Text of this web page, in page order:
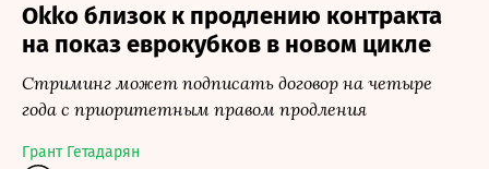
Okko близок к продлению контракта
на показ еврокубков в новом цикле
Стриминг может подписать договор на четыре
года с приоритетным правом продления
Грант Гетадарян